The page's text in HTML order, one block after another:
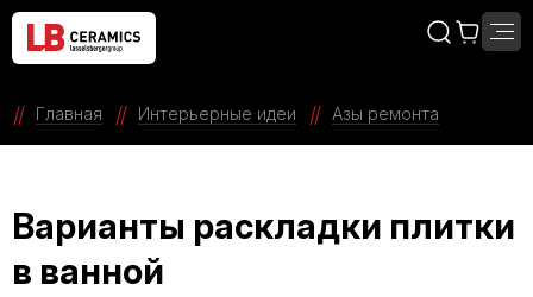
Главная Интерьерные идеи Азы ремонта
Варианты раскладки плитки
в ванной